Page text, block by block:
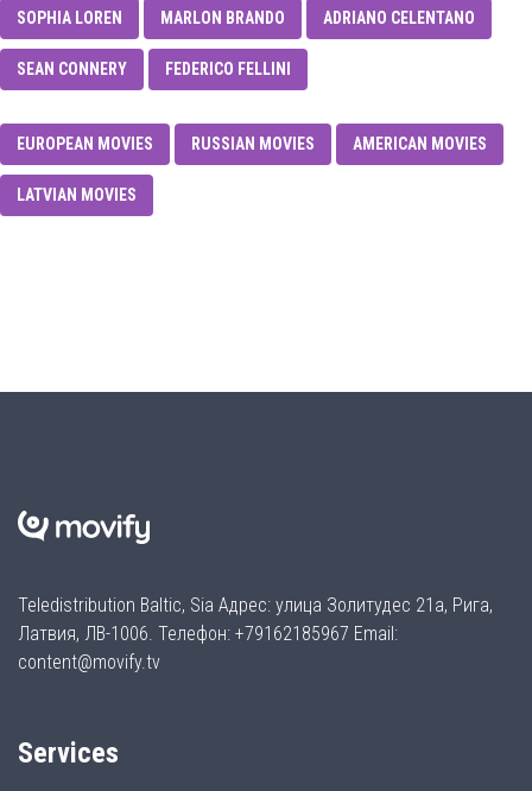
SOPHIA LOREN MARLON BRANDO ADRIANO CELENTANO
SEAN CONNERY FEDERICO FELLINI
EUROPEAN MOVIES RUSSIAN MOVIES AMERICAN MOVIES
LATVIAN MOVIES
Teledistribution Baltic, Sia Адрес: улица Золитудес 21а, Рига,
Латвия, ЛВ-1006. Телефон: +79162185967 Email:
content@movify.tv
Services